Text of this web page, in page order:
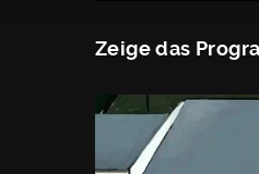
Zeige das